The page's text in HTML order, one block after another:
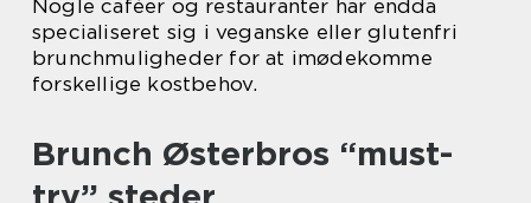
Nogle caféer og restauranter har endda
specialiseret sig i veganske eller glutenfri
brunchmuligheder for at imødekomme
forskellige kostbehov.
Brunch Østerbros “must-